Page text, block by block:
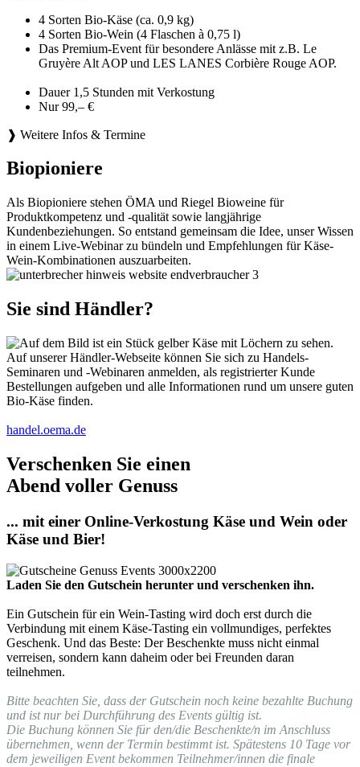
4 Sorten Bio-Käse (ca. 0,9 kg)
4 Sorten Bio-Wein (4 Flaschen à 0,75 l)
Das Premium-Event für besondere Anlässe mit z.B. Le
Gruyère Alt AOP und LES LANES Corbière Rouge AOP.
Dauer 1,5 Stunden mit Verkostung
Nur 99,– €
❱ Weitere Infos & Termine
Biopioniere
Als Biopioniere stehen ÖMA und Riegel Bioweine für
Produktkompetenz und -qualität sowie langjährige
Kundenbeziehungen. So entstand gemeinsam die Idee, unser Wissen
in einem Live-Webinar zu bündeln und Empfehlungen für Käse-
Wein-Kombinationen auszuarbeiten.
Sie sind Händler?
Auf unserer Händler-Webseite können Sie sich zu Handels-
Seminaren und -Webinaren anmelden, als registrierter Kunde
Bestellungen aufgeben und alle Informationen rund um unsere guten
Bio-Käse finden.
handel.oema.de
Verschenken Sie einen
Abend voller Genuss
... mit einer Online-Verkostung Käse und Wein oder
Käse und Bier!
Laden Sie den Gutschein herunter und verschenken ihn.
Ein Gutschein für ein Wein-Tasting wird doch erst durch die
Verbindung mit einem Käse-Tasting ein vollmundiges, perfektes
Geschenk. Und das Beste: Der Beschenkte muss nicht einmal
verreisen, sondern kann daheim oder bei Freunden daran
teilnehmen.
Bitte beachten Sie, dass der Gutschein noch keine bezahlte Buchung
und ist nur bei Durchführung des Events gültig ist.
Die Buchung können Sie für den/die Beschenkte/n im Anschluss
übernehmen, wenn der Termin bestimmt ist. Spätestens 10 Tage vor
dem jeweiligen Event bekommen Teilnehmer/innen die finale